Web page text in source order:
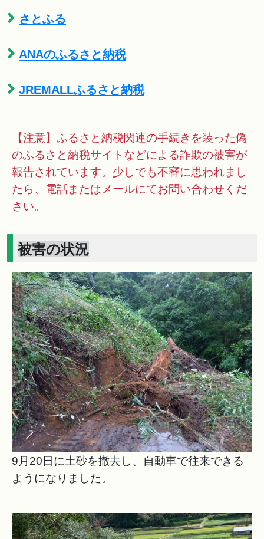
さとふる
ANAのふるさと納税
JREMALLふるさと納税
【注意】ふるさと納税関連の手続きを装った偽
のふるさと納税サイトなどによる詐欺の被害が
報告されています。少しでも不審に思われまし
たら、電話またはメールにてお問い合わせくだ
さい。
被害の状況
9月20日に土砂を撤去し、自動車で往来できる
ようになりました。